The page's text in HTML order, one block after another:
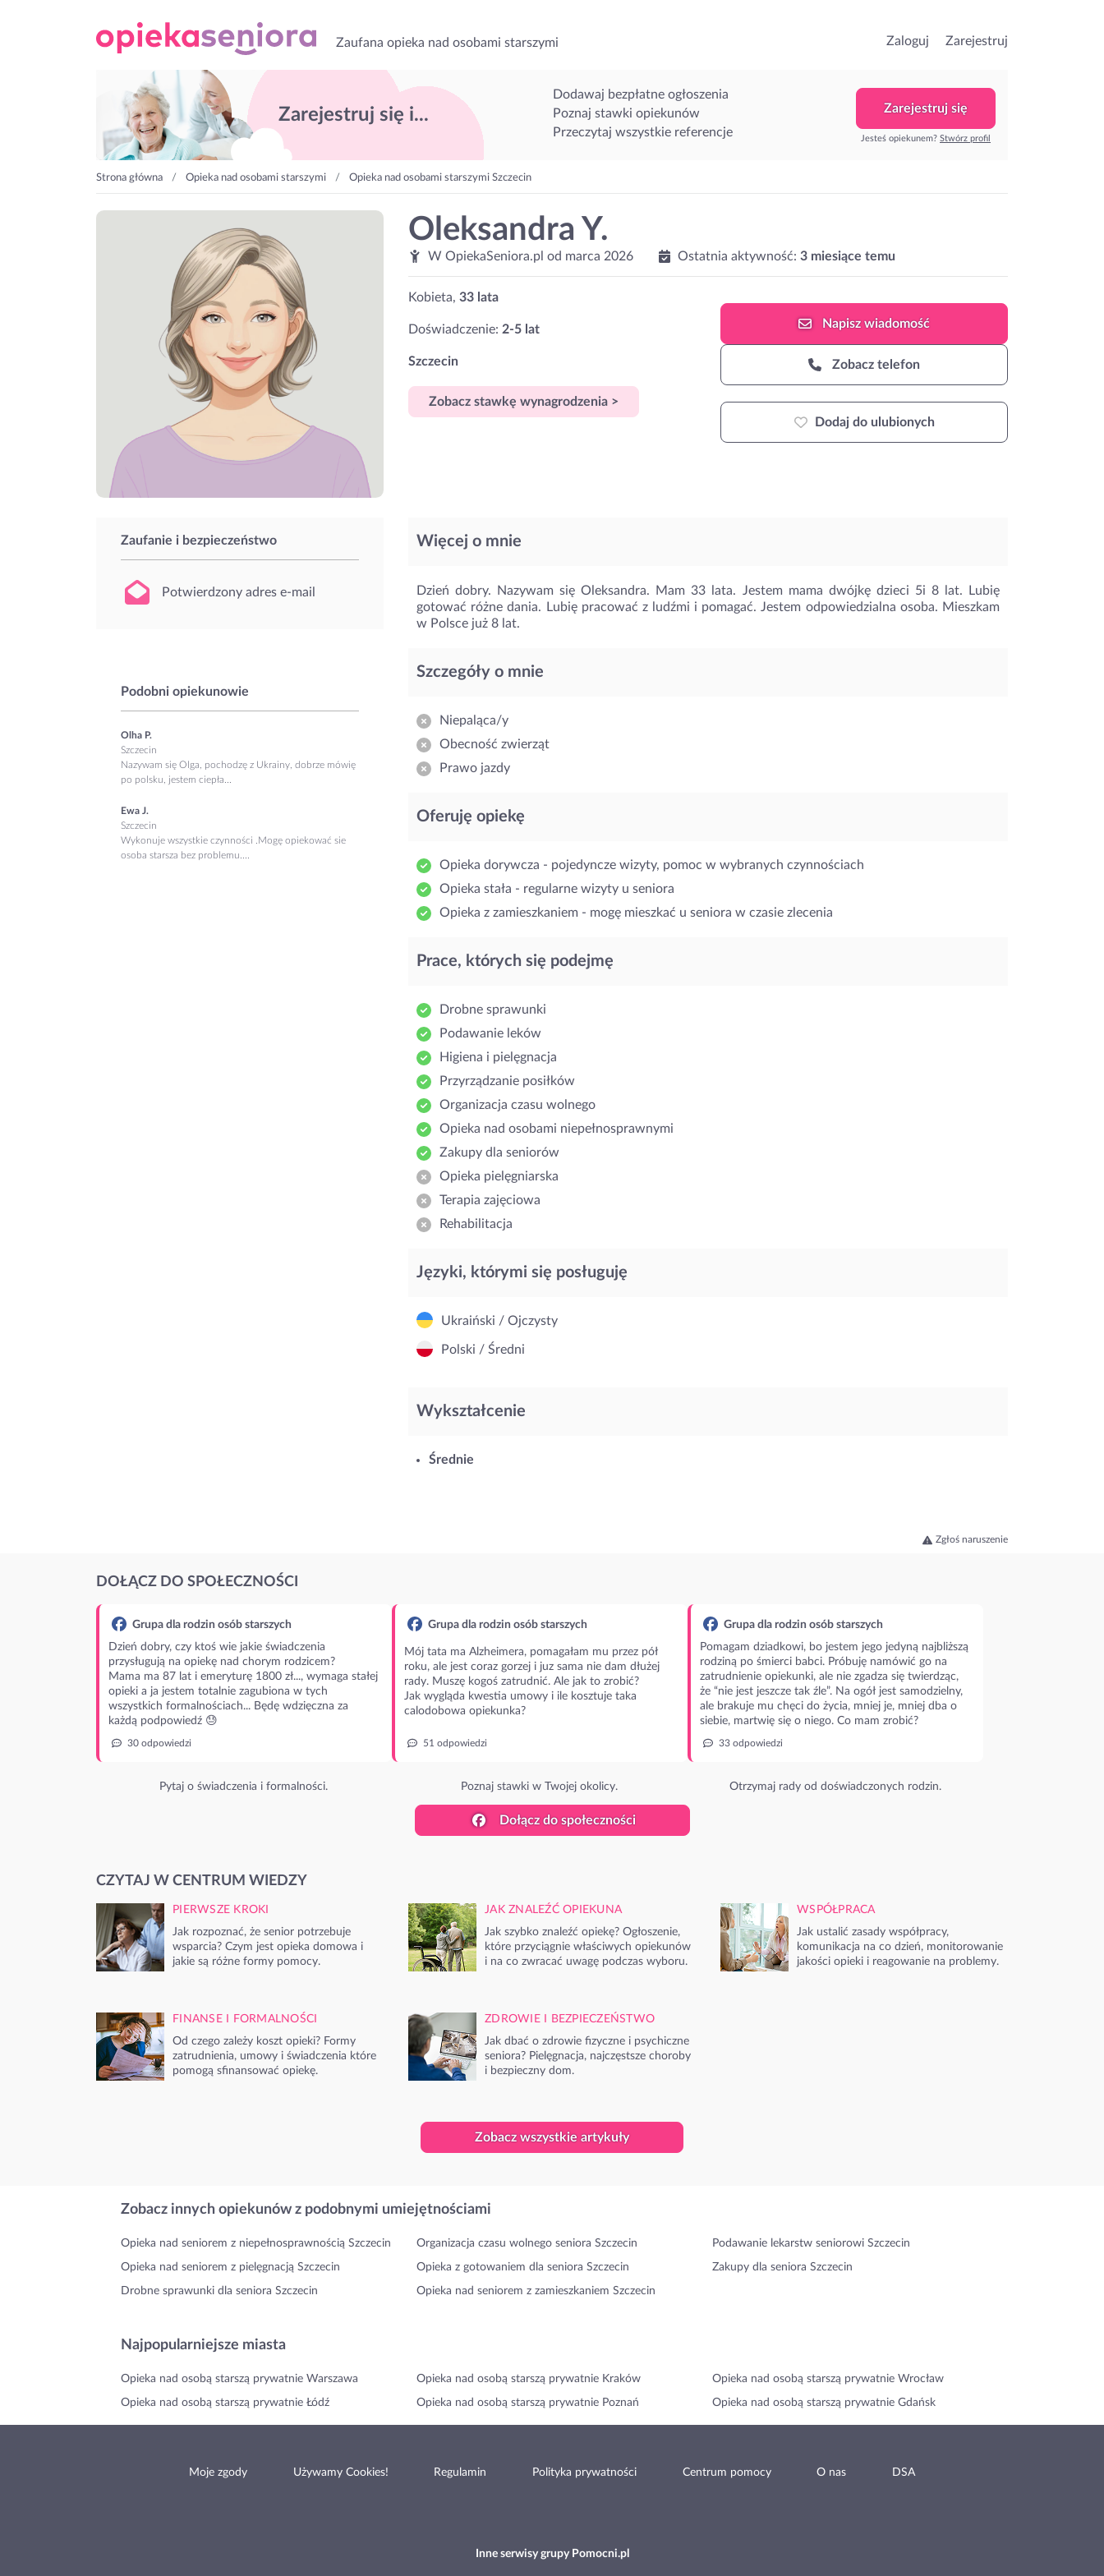
Zaufana opieka nad osobami starszymi Zaloguj Zarejestruj
Zarejestruj się i...
Dodawaj bezpłatne ogłoszenia
Poznaj stawki opiekunów
Przeczytaj wszystkie referencje
Zarejestruj się
Jesteś opiekunem? Stwórz profil
Strona główna Opieka nad osobami starszymi Opieka nad osobami starszymi Szczecin
Oleksandra Y.
W OpiekaSeniora.pl od marca 2026 Ostatnia aktywność: 3 miesiące temu
Kobieta, 33 lata
Doświadczenie: 2-5 lat
Szczecin
Zobacz stawkę wynagrodzenia >
Napiszwiadomość
Zobacz telefon
Dodaj do ulubionych
Zaufanie i bezpieczeństwo
Potwierdzony adres e-mail
Podobni opiekunowie
Olha P.
Szczecin
Nazywam się Olga, pochodzę z Ukrainy, dobrze mówię
po polsku, jestem ciepła...
Ewa J.
Szczecin
Wykonuje wszystkie czynności .Mogę opiekować sie
osoba starsza bez problemu....
Więcej o mnie
Dzień dobry. Nazywam się Oleksandra. Mam 33 lata. Jestem mama dwójkę dzieci 5i 8 lat. Lubię
gotować różne dania. Lubię pracować z ludźmi i pomagać. Jestem odpowiedzialna osoba. Mieszkam
w Polsce już 8 lat.
Szczegóły o mnie
Niepaląca/y
Obecność zwierząt
Prawo jazdy
Oferuję opiekę
Opieka dorywcza - pojedyncze wizyty, pomoc w wybranych czynnościach
Opieka stała - regularne wizyty u seniora
Opieka z zamieszkaniem - mogę mieszkać u seniora w czasie zlecenia
Prace, których się podejmę
Drobne sprawunki
Podawanie leków
Higiena i pielęgnacja
Przyrządzanie posiłków
Organizacja czasu wolnego
Opieka nad osobami niepełnosprawnymi
Zakupy dla seniorów
Opieka pielęgniarska
Terapia zajęciowa
Rehabilitacja
Języki, którymi się posługuję
Ukraiński / Ojczysty
Polski / Średni
Wykształcenie
Średnie
Zgłoś naruszenie
DOŁĄCZ DO SPOŁECZNOŚCI
Grupa dla rodzin osób starszych
Dzień dobry, czy ktoś wie jakie świadczenia
przysługują na opiekę nad chorym rodzicem?
Mama ma 87 lat i emeryturę 1800 zł..., wymaga stałej
opieki a ja jestem totalnie zagubiona w tych
wszystkich formalnościach... Będę wdzięczna za
każdą podpowiedź 😓
30 odpowiedzi
Pytaj o świadczenia i formalności.
Grupa dla rodzin osób starszych
Mój tata ma Alzheimera, pomagałam mu przez pół
roku, ale jest coraz gorzej i juz sama nie dam dłużej
rady. Muszę kogoś zatrudnić. Ale jak to zrobić?
Jak wygląda kwestia umowy i ile kosztuje taka
calodobowa opiekunka?
51 odpowiedzi
Poznaj stawki w Twojej okolicy.
Grupa dla rodzin osób starszych
Pomagam dziadkowi, bo jestem jego jedyną najbliższą
rodziną po śmierci babci. Próbuję namówić go na
zatrudnienie opiekunki, ale nie zgadza się twierdząc,
że “nie jest jeszcze tak źle”. Na ogół jest samodzielny,
ale brakuje mu chęci do życia, mniej je, mniej dba o
siebie, martwię się o niego. Co mam zrobić?
33 odpowiedzi
Otrzymaj rady od doświadczonych rodzin.
Dołącz do społeczności
CZYTAJ W CENTRUM WIEDZY
PIERWSZE KROKI
Jak rozpoznać, że senior potrzebuje
wsparcia? Czym jest opieka domowa i
jakie są różne formy pomocy.
JAK ZNALEŹĆ OPIEKUNA
Jak szybko znaleźć opiekę? Ogłoszenie,
które przyciągnie właściwych opiekunów
i na co zwracać uwagę podczas wyboru.
WSPÓŁPRACA
Jak ustalić zasady współpracy,
komunikacja na co dzień, monitorowanie
jakości opieki i reagowanie na problemy.
FINANSE I FORMALNOŚCI
Od czego zależy koszt opieki? Formy
zatrudnienia, umowy i świadczenia które
pomogą sfinansować opiekę.
ZDROWIE I BEZPIECZEŃSTWO
Jak dbać o zdrowie fizyczne i psychiczne
seniora? Pielęgnacja, najczęstsze choroby
i bezpieczny dom.
Zobacz wszystkie artykuły
Zobacz innych opiekunów z podobnymi umiejętnościami
Opieka nad seniorem z niepełnosprawnością Szczecin Organizacja czasu wolnego seniora Szczecin Podawanie lekarstw seniorowi Szczecin
Opieka nad seniorem z pielęgnacją Szczecin Opieka z gotowaniem dla seniora Szczecin Zakupy dla seniora Szczecin
Drobne sprawunki dla seniora Szczecin Opieka nad seniorem z zamieszkaniem Szczecin
Najpopularniejsze miasta
Opieka nad osobą starszą prywatnie Warszawa Opieka nad osobą starszą prywatnie Kraków Opieka nad osobą starszą prywatnie Wrocław
Opieka nad osobą starszą prywatnie Łódź Opieka nad osobą starszą prywatnie Poznań Opieka nad osobą starszą prywatnie Gdańsk
Moje zgody Używamy Cookies! Regulamin Polityka prywatności Centrum pomocy O nas DSA
Inne serwisy grupy Pomocni.pl